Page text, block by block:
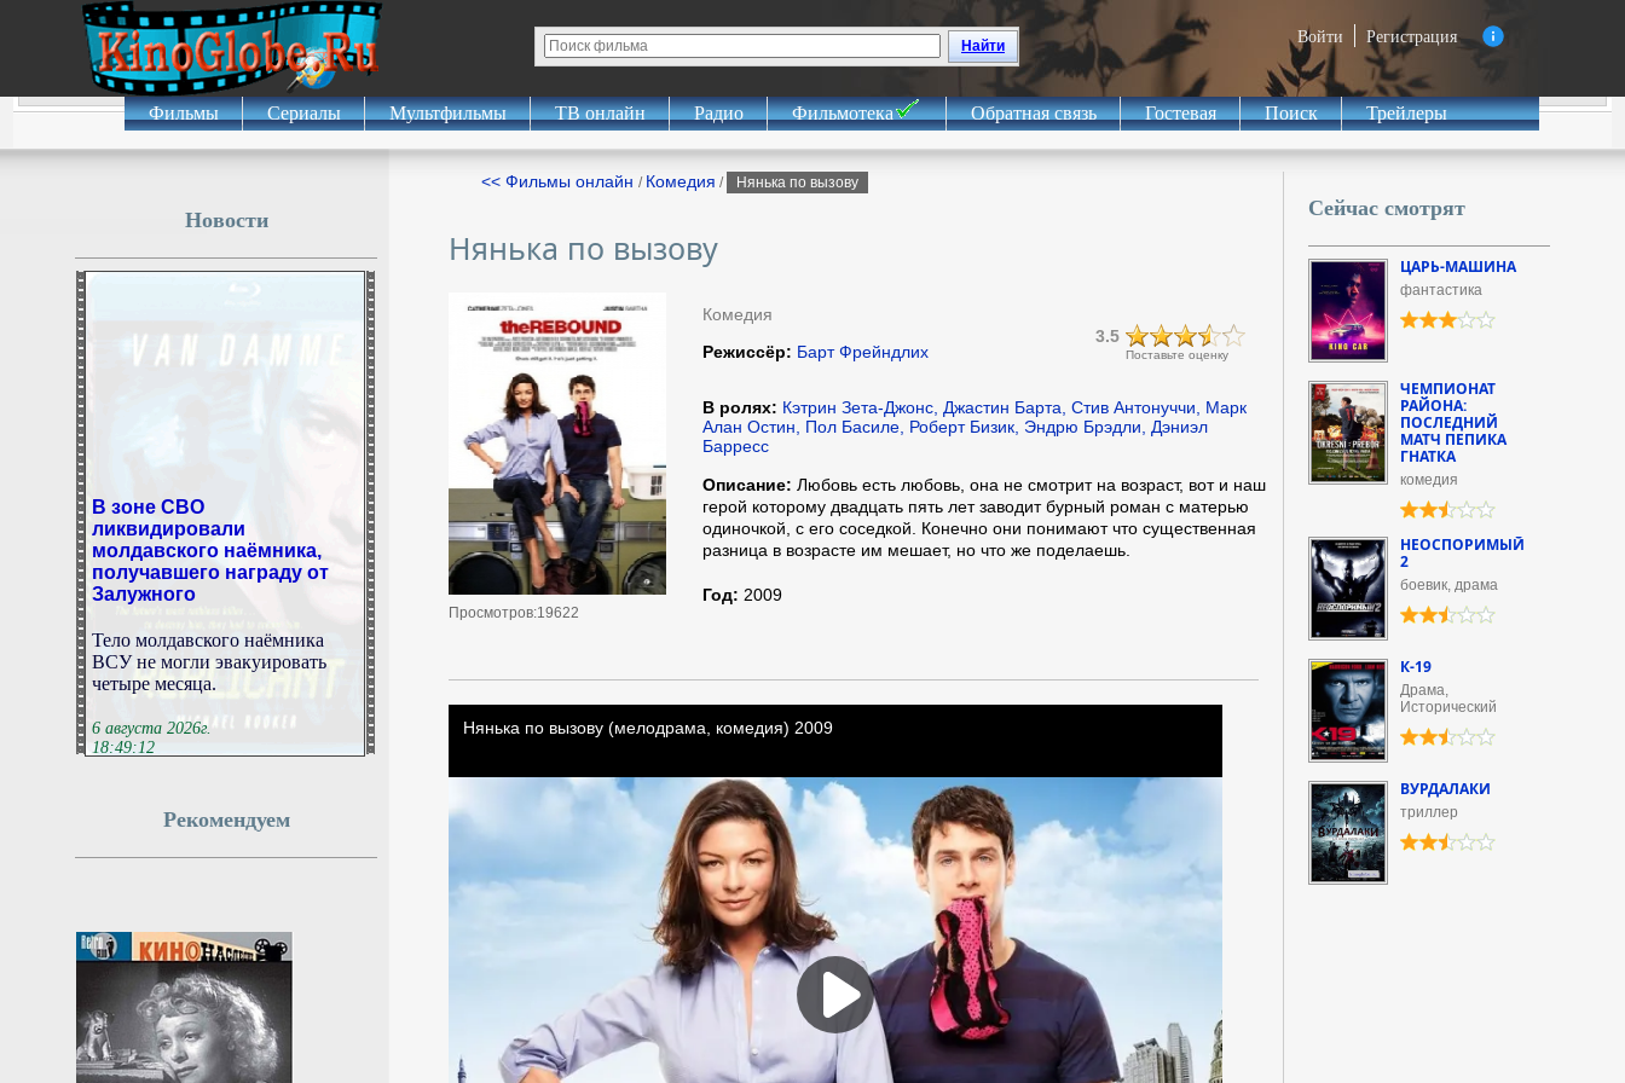
Войти Регистрация
Найти
Фильмы Сериалы Мультфильмы ТВ онлайн Радио Фильмотека Обратная связь Гостевая Поиск Трейлеры
<< Фильмы онлайн / Комедия / Нянька по вызову
Нянька по вызову
Просмотров:19622
Комедия
Поставьте оценку
3.5
Режиссёр: Барт Фрейндлих
В ролях: Кэтрин Зета-Джонс, Джастин Барта, Стив Антонуччи, Марк
Алан Остин, Пол Басиле, Роберт Бизик, Эндрю Брэдли, Дэниэл
Барресс
Описание: Любовь есть любовь, она не смотрит на возраст, вот и наш
герой которому двадцать пять лет заводит бурный роман с матерью
одиночкой, с его соседкой. Конечно они понимают что существенная
разница в возрасте им мешает, но что же поделаешь.
Год: 2009
Новости
ликвидировали
молдавского наёмника,
получавшего награду от
Залужного
ВСУ не могли эвакуировать
четыре месяца.
6 августа 2026г.
18:49:12
выращивать миоглобин
производства ингредиентов для
растительного мяса: они смогли
заставить хлоропласты салата и
табака вырабатывать
миоглобин. Этот белок
отвечает за характерный
красный цвет мяса, а также
Рекомендуем
Сейчас смотрят
ЦАРЬ-МАШИНА
фантастика
ЧЕМПИОНАТ
РАЙОНА:
ПОСЛЕДНИЙ
МАТЧ ПЕПИКА
ГНАТКА
комедия
НЕОСПОРИМЫЙ
2
боевик, драма
К-19
Драма,
Исторический
ВУРДАЛАКИ
триллер